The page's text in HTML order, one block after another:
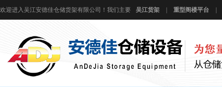
欢迎进入吴江安德佳仓储货架有限公司！我们主要 吴江货架 重型阁楼平台